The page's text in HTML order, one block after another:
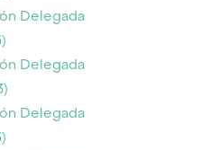
Delegada
Delegada
Delegada